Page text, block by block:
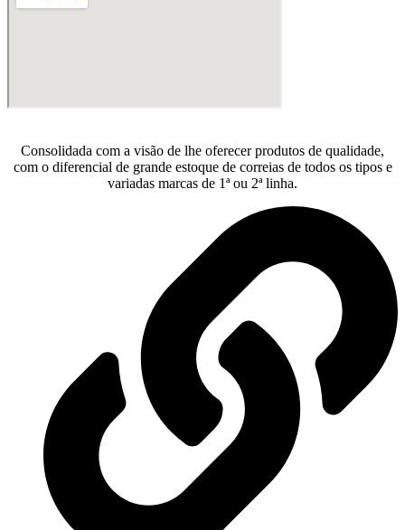
Consolidada com a visão de lhe oferecer produtos de qualidade,
com o diferencial de grande estoque de correias de todos os tipos e
variadas marcas de 1ª ou 2ª linha.